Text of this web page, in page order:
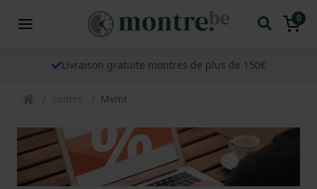
0
Livraison gratuite montres de plus de 150€
Soldes Mvmt